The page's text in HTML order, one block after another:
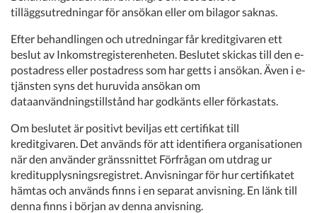
tilläggsutredningar för ansökan eller om bilagor saknas.
Efter behandlingen och utredningar får kreditgivaren ett
beslut av Inkomstregisterenheten. Beslutet skickas till den e-
postadress eller postadress som har getts i ansökan. Även i e-
tjänsten syns det huruvida ansökan om
dataanvändningstillstånd har godkänts eller förkastats.
Om beslutet är positivt beviljas ett certifikat till
kreditgivaren. Det används för att identifiera organisationen
när den använder gränssnittet Förfrågan om utdrag ur
kreditupplysningsregistret. Anvisningar för hur certifikatet
hämtas och används finns i en separat anvisning. En länk till
denna finns i början av denna anvisning.